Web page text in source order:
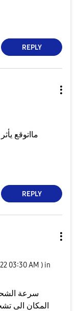
REPLY
في شركات وصلت الشحن السريع 120W مااتوقع يأثر
REPLY
03:30 AM ) in
سرعة
المكان الى